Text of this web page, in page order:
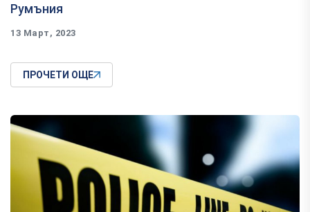
Румъния
13 Март, 2023
ПРОЧЕТИ ОЩЕ